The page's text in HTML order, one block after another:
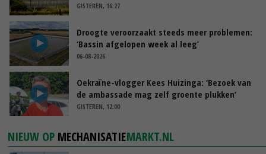
GISTEREN, 16:27
Droogte veroorzaakt steeds meer problemen:
‘Bassin afgelopen week al leeg’
06-08-2026
Oekraïne-vlogger Kees Huizinga: ‘Bezoek van
de ambassade mag zelf groente plukken’
GISTEREN, 12:00
NIEUW OP MECHANISATIEMARKT.NL